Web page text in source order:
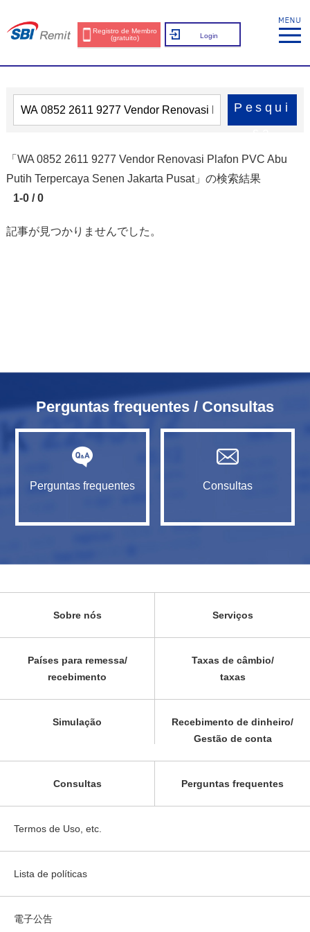
Registro de Membro
(gratuito)
Login
Pesqui
「WA 0852 2611 9277 Vendor Renovasi Plafon PVC Abu
Putih Terpercaya Senen Jakarta Pusat」の検索結果
1-0 / 0
記事が見つかりませんでした。
Perguntas frequentes / Consultas
Perguntas frequentes Consultas
Sobre nós Serviços
Países para remessa/
recebimento
Taxas de câmbio/
taxas
Simulação
Recebimento de dinheiro/
Gestão de conta
Consultas Perguntas frequentes
Termos de Uso, etc.
Lista de políticas
電子公告